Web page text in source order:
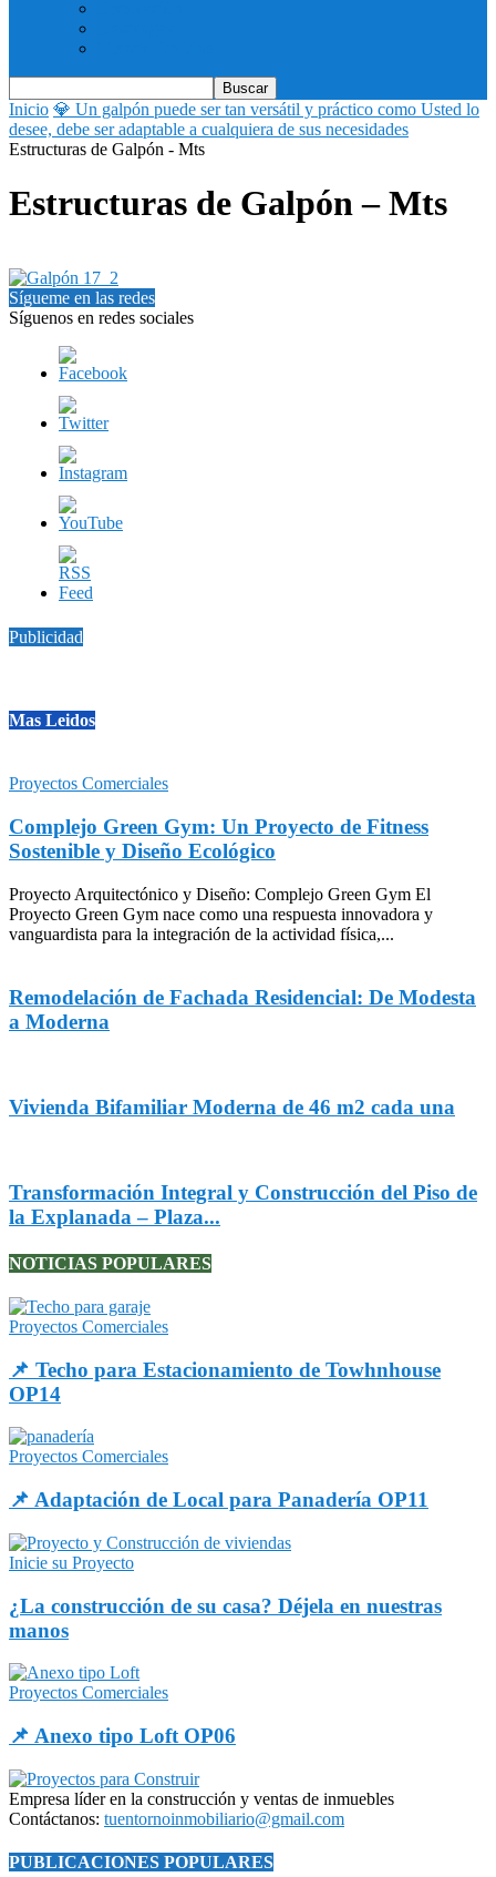
Inicio 💎 Un galpón puede ser tan versátil y práctico como Usted lo
desee, debe ser adaptable a cualquiera de sus necesidades
Estructuras de Galpón - Mts
Estructuras de Galpón – Mts
Sígueme en las redes
Síguenos en redes sociales
Publicidad
Mas Leidos
Proyectos Comerciales
Complejo Green Gym: Un Proyecto de Fitness
Sostenible y Diseño Ecológico
Proyecto Arquitectónico y Diseño: Complejo Green Gym El
Proyecto Green Gym nace como una respuesta innovadora y
vanguardista para la integración de la actividad física,...
Remodelación de Fachada Residencial: De Modesta
a Moderna
Vivienda Bifamiliar Moderna de 46 m2 cada una
Transformación Integral y Construcción del Piso de
la Explanada – Plaza...
NOTICIAS POPULARES
Proyectos Comerciales
📌 Techo para Estacionamiento de Towhnhouse
OP14
Proyectos Comerciales
📌 Adaptación de Local para Panadería OP11
Inicie su Proyecto
¿La construcción de su casa? Déjela en nuestras
manos
Proyectos Comerciales
📌 Anexo tipo Loft OP06
Empresa líder en la construcción y ventas de inmuebles
Contáctanos: tuentornoinmobiliario@gmail.com
PUBLICACIONES POPULARES